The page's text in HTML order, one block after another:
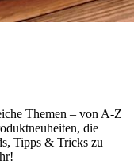
Themen – von A-Z
die
Tipps & Tricks zu